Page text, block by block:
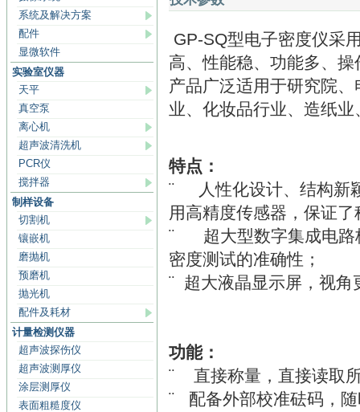
系统及解决方案
配件
显微软件
实验室仪器
天平
真空泵
离心机
超声波清洗机
PCR仪
搅拌器
制样设备
切割机
镶嵌机
磨抛机
预磨机
抛光机
配件及耗材
计量检测仪器
超声波探伤仪
超声波测厚仪
涂层测厚仪
表面粗糙度仪
GP-SQ型电子密度仪采
高、性能稳、功能多、
产品广泛适用于研究院
业、化妆品行业、造纸
特点：
¨ 人性化设计、结构新
用高精度传感器，保证
¨ 超大型数字集成电路
密度测试的准确性；
¨ 超大液晶显示屏，视角
功能：
¨ 直接称量，直接读取
¨ 配备外部校准砝码，